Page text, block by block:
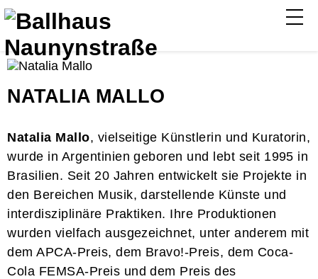
NATALIA MALLO
Natalia Mallo, vielseitige Künstlerin und Kuratorin,
wurde in Argentinien geboren und lebt seit 1995 in
Brasilien. Seit 20 Jahren entwickelt sie Projekte in
den Bereichen Musik, darstellende Künste und
interdisziplinäre Praktiken. Ihre Produktionen
wurden vielfach ausgezeichnet, unter anderem mit
dem APCA-Preis, dem Bravo!-Preis, dem Coca-
Cola FEMSA-Preis und dem Preis des